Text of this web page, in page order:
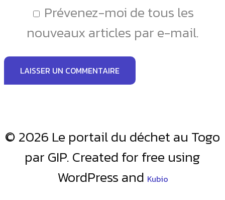
Prévenez-moi de tous les
nouveaux articles par e-mail.
© 2026 Le portail du déchet au Togo
par GIP. Created for free using
WordPress and Kubio